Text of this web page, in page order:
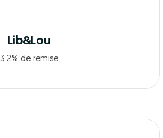
Lib&Lou
3.2% de remise